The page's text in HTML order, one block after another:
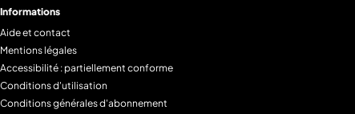
Informations
Aide et contact
Mentions légales
Accessibilité : partiellement conforme
Conditions d'utilisation
Conditions générales d'abonnement